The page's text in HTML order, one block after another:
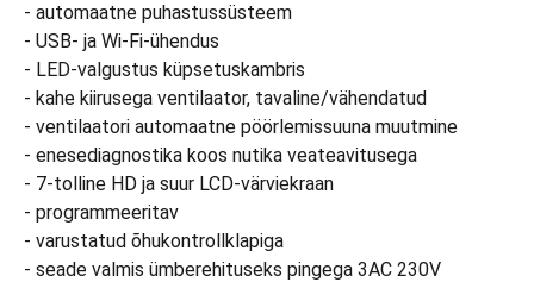
- automaatne puhastussüsteem
- USB- ja Wi-Fi-ühendus
- LED-valgustus küpsetuskambris
- kahe kiirusega ventilaator, tavaline/vähendatud
- ventilaatori automaatne pöörlemissuuna muutmine
- enesediagnostika koos nutika veateavitusega
- 7-tolline HD ja suur LCD-värviekraan
- programmeeritav
- varustatud õhukontrollklapiga
- seade valmis ümberehituseks pingega 3AC 230V